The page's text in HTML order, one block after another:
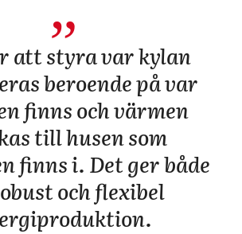
att styra var kylan
beroende på var
finns och värmen
till husen som
finns i. Det ger både
och flexibel